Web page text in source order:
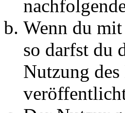
Wenn du
so darfst du
Nutzung